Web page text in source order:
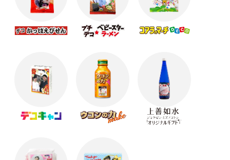
オリジナルギフトでバレンタイン★☆
クリスマスにおすすめのオリジナルギフト☆彡
寒くなる季節に向けてかわいいギフトの準備を始め
ようっ
【ハロウィンまで残り1か月】Cuteなオリジナルギフ
ト！